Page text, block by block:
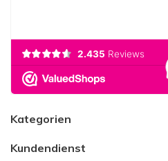
Kategorien
Kundendienst